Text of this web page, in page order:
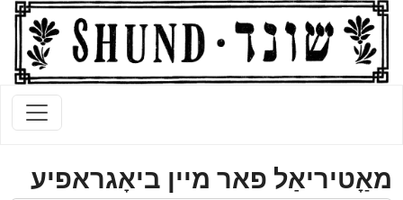
מאַָטיריאַל פאר מיין ביאָגראפיע